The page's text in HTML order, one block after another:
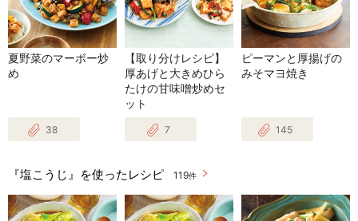
夏野菜のマーボー炒
め
38
【取り分けレシピ】
厚あげと大きめひら
たけの甘味噌炒めセ
ット
7
ピーマンと厚揚げの
みそマヨ焼き
145
『塩こうじ』を使ったレシピ 119件